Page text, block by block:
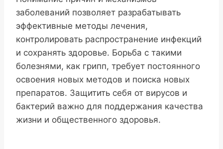
заболеваний позволяет разрабатывать
эффективные методы лечения,
контролировать распространение инфекций
и сохранять здоровье. Борьба с такими
болезнями, как грипп, требует постоянного
освоения новых методов и поиска новых
препаратов. Защитить себя от вирусов и
бактерий важно для поддержания качества
жизни и общественного здоровья.